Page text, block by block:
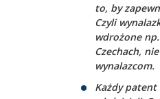
to, by
Czyli
wdrożone
Czechach,
wynalazcom.
Każdy patent